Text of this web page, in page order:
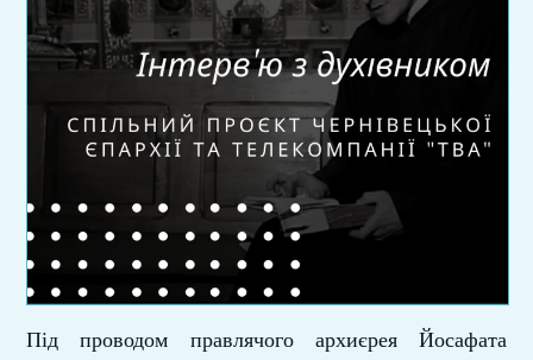
Під проводом правлячого архиєрея Йосафата